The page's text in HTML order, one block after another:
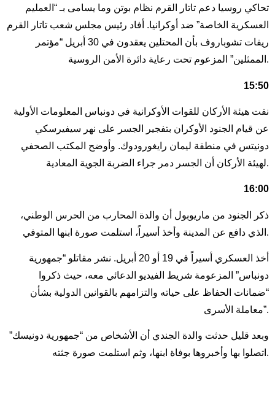
تحاكي روسيا دعم تاتار القرم نظام بوتن وما يسامى بـ “العمليم
العسكرية الخاصة” ضد أوكرانيا. أفاد رئيس مجلس شعب تاتار القرم
ريفات تشوباروف بأن المحتلين يعقدون في 30 أبريل “مؤتمر
الممثلين” المزعوم تحت رعاية دائرة الأمن الروسية.
15:50
نفت هيئة الأركان للقوات الأوكرانية في دونباس المعلومات الأولية
عن قيام الجنود الأوكران بتفجير الجسر على نهر سيفيرسكي
دونيتس في منطقة ليمان رايغورودوك. وأوضح المكتب الصحفي
لهيئة الأركان أن الجسر دمر جراء الضربة الجوية المعادية.
16:00
ذكر الجنود من ماريوبول أن والدة المحارب من الحرس الوطني،
الذي دافع عن المدينة وأخذ أسيراً، استلمت صورة ابنها المتوفي.
أخذ العسكري أسيراً في 19 أو 20 أبريل. نشر مقاتلو “جمهورية
دونباس” المزعومة شريط الفيديو الدعائي معه، حيث ذكروا
“ضمانات الحفاظ على حياته والتزامهم بالقوانين الدولية بشأن
معاملة الأسرى”.
وبعد قليل حدثت والدة الجندي أن الأشخاص من “جمهورية دونيسك”
اتصلوا بها وأخبروها بوفاة ابنها، وثم استلمت صورة جثته.